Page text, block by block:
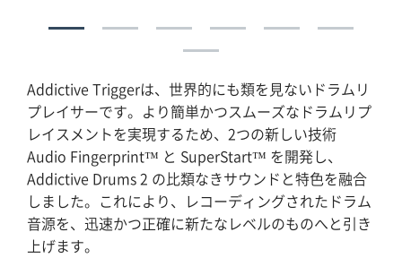
Addictive Triggerは、世界的にも類を見ないドラムリ
プレイサーです。より簡単かつスムーズなドラムリプ
レイスメントを実現するため、2つの新しい技術
Audio Fingerprint™ と SuperStart™ を開発し、
Addictive Drums 2 の比類なきサウンドと特色を融合
しました。これにより、レコーディングされたドラム
音源を、迅速かつ正確に新たなレベルのものへと引き
上げます。